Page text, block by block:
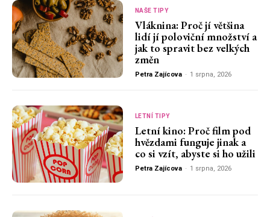
NAŠE TIPY
Vláknina: Proč jí většina
lidí jí poloviční množství a
jak to spravit bez velkých
změn
Petra Zajícova - 1 srpna, 2026
LETNÍ TIPY
Letní kino: Proč film pod
hvězdami funguje jinak a
co si vzít, abyste si ho užili
Petra Zajícova - 1 srpna, 2026